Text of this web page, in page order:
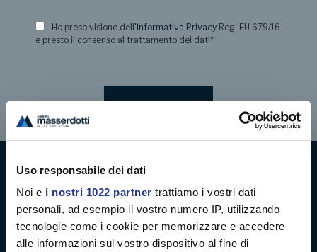
Uso responsabile dei dati
Noi e i nostri 1022 partner trattiamo i vostri dati
personali, ad esempio il vostro numero IP, utilizzando
tecnologie come i cookie per memorizzare e accedere
alle informazioni sul vostro dispositivo al fine di
Ho preso visione dell 'Informativa Privacy Reg. EU 679/16
e presto il consenso al trattamento dei dati*
Digital decoration
Digital signage